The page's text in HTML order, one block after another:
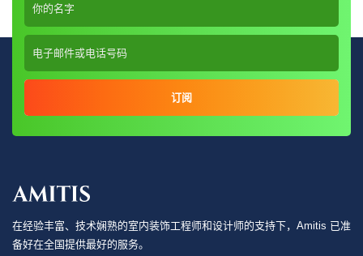
订阅
在经验丰富、技术娴熟的室内装饰工程师和设计师的支持下，Amitis 已准
备好在全国提供最好的服务。